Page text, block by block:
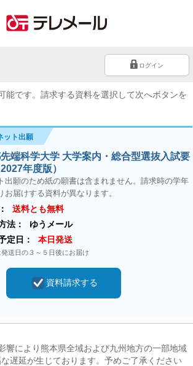
ログイン
能です。請求する資料を選択して次へボタンを
ット出願
端科学大学 大学案内・総合型選抜入試要
年度版）
出願のため紙の願書は含まれません。請求時の学年
お届けする資料が異なります。
送料とも無料
法：
ゆうメール
定日：
本日発送
送日の３～５日後にお届け
資料請求する
響により熊本県全域および九州地方の一部地域
遅延が生じております。予めご了承ください